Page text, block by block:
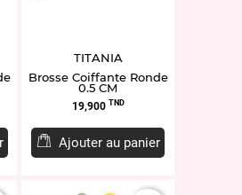
TITANIA
Brosse Coiffante Ronde
0.5 CM
Prix
19,900 TND
Ajouter au panier